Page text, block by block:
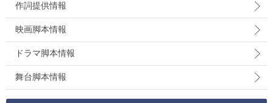
作詞提供情報
映画脚本情報
ドラマ脚本情報
舞台脚本情報